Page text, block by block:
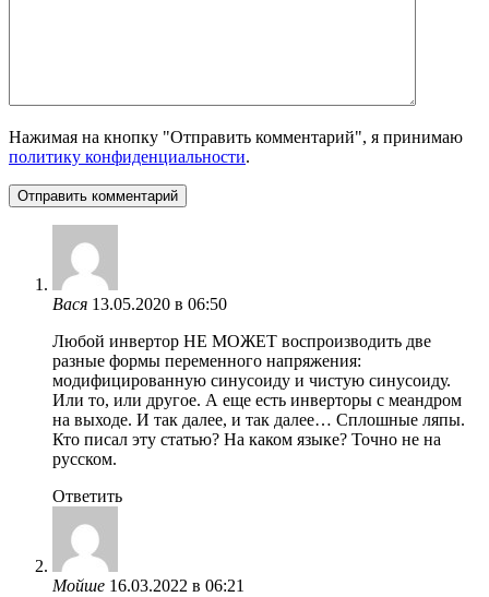
Нажимая на кнопку "Отправить комментарий", я принимаю
политику конфиденциальности.
Вася 13.05.2020 в 06:50
Любой инвертор НЕ МОЖЕТ воспроизводить две
разные формы переменного напряжения:
модифицированную синусоиду и чистую синусоиду.
Или то, или другое. А еще есть инверторы с меандром
на выходе. И так далее, и так далее… Сплошные ляпы.
Кто писал эту статью? На каком языке? Точно не на
русском.
Ответить
Мойше 16.03.2022 в 06:21